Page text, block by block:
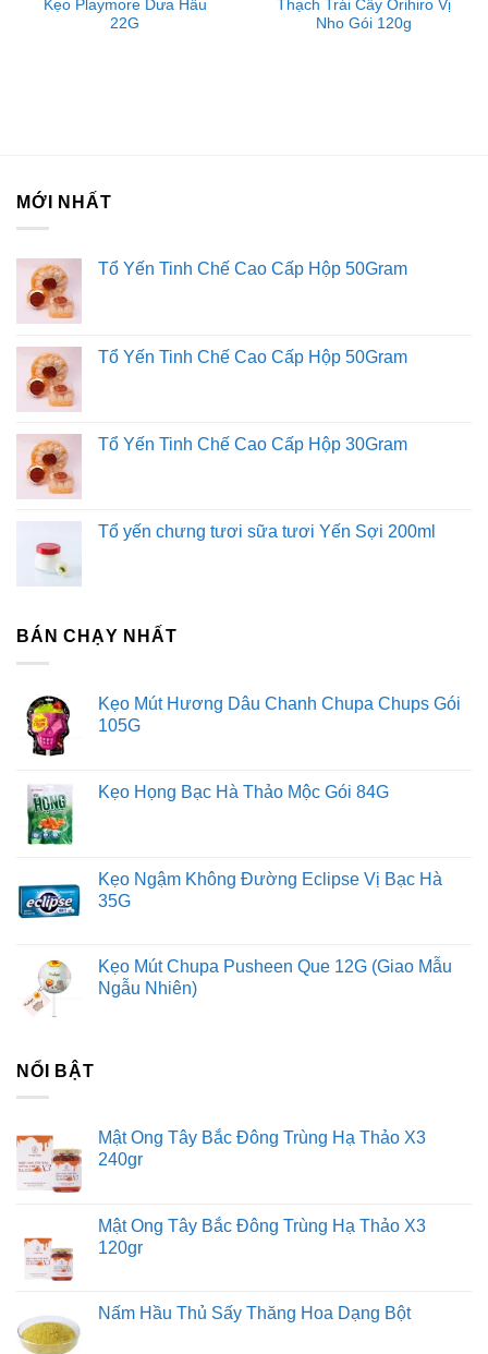
Kim Sài Gòn phân phối băng keo
Kẹo Playmore Dưa Hấu
22G
Thạch Trái Cây Orihiro Vị
Nho Gói 120g
MỚI NHẤT
Tổ Yến Tinh Chế Cao Cấp Hộp 50Gram
Tổ Yến Tinh Chế Cao Cấp Hộp 50Gram
Tổ Yến Tinh Chế Cao Cấp Hộp 30Gram
Tổ yến chưng tươi sữa tươi Yến Sợi 200ml
BÁN CHẠY NHẤT
Kẹo Mút Hương Dâu Chanh Chupa Chups Gói
105G
Kẹo Họng Bạc Hà Thảo Mộc Gói 84G
Kẹo Ngậm Không Đường Eclipse Vị Bạc Hà
35G
Kẹo Mút Chupa Pusheen Que 12G (Giao Mẫu
Ngẫu Nhiên)
NỔI BẬT
Mật Ong Tây Bắc Đông Trùng Hạ Thảo X3
240gr
Mật Ong Tây Bắc Đông Trùng Hạ Thảo X3
120gr
Nấm Hầu Thủ Sấy Thăng Hoa Dạng Bột